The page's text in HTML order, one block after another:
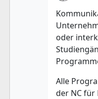
oder
Alle
der NC für